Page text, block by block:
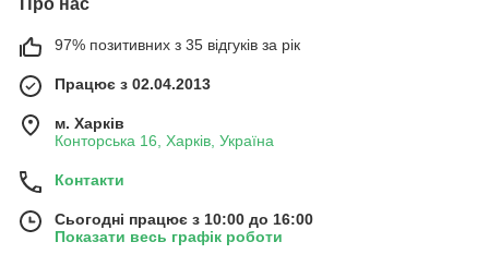
97% позитивних з 35 відгуків за рік
Працює з 02.04.2013
м. Харків
Конторська 16, Харків, Україна
Контакти
Сьогодні працює з 10:00 до 16:00
Показати весь графік роботи